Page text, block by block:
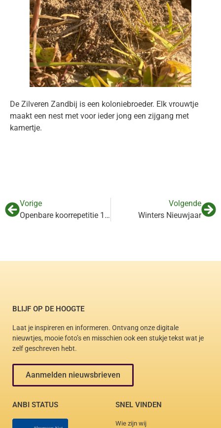
De Zilveren Zandbij is een koloniebroeder. Elk vrouwtje
maakt een nest met voor ieder jong een zijgang met
kamertje.
Vorige
Openbare koorrepetitie 13 juli op de Santackergaard
Volgende
Winters Nieuwjaar
BLIJF OP DE HOOGTE
Laat je inspireren en informeren. Ontvang onze digitale
nieuwtjes, mooie foto’s en misschien ook een stukje tekst wat je
zelf geschreven hebt.
Aanmelden nieuwsbrieven
ANBI STATUS SNEL VINDEN
Wie zijn wij